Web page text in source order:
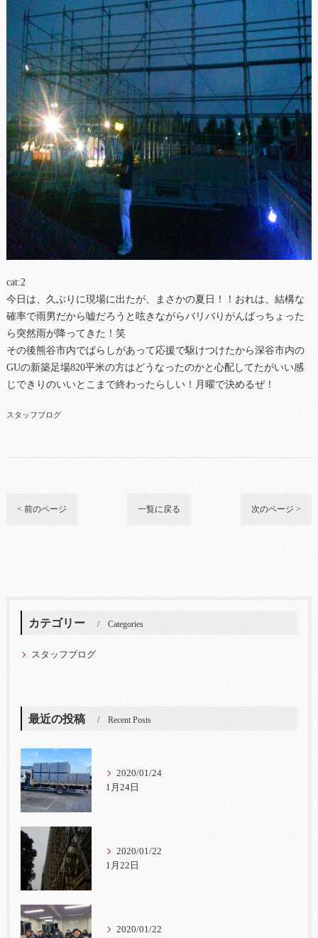
cat:2
今日は、久ぶりに現場に出たが、まさかの夏日！！おれは、結構な
確率で雨男だから嘘だろうと呟きながらバリバりがんばっちょった
ら突然雨が降ってきた！笑
その後熊谷市内でばらしがあって応援で駆けつけたから深谷市内の
GUの新築足場820平米の方はどうなったのかと心配してたがいい感
じできりのいいとこまで終わったらしい！月曜で決めるぜ！
スタッフブログ
< 前のページ 一覧に戻る 次のページ >
カテゴリー Categories
スタッフブログ
最近の投稿 Recent Posts
2020/01/24
1月24日
2020/01/22
1月22日
2020/01/22